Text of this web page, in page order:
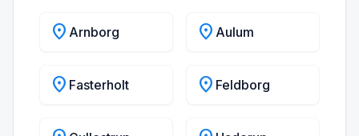
location_on Arnborg location_on Aulum
location_on Fasterholt location_on Feldborg